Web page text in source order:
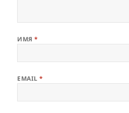
ИМЯ*
EMAIL*